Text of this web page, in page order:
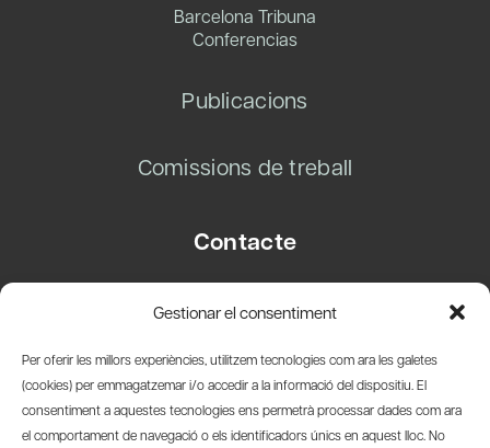
Gestionar el consentiment
Per oferir les millors experiències, utilitzem tecnologies com ara les galetes
(cookies) per emmagatzemar i/o accedir a la informació del dispositiu. El
consentiment a aquestes tecnologies ens permetrà processar dades com ara
el comportament de navegació o els identificadors únics en aquest lloc. No
Barcelona Tribuna
Conferencias
Publicacions
Comissions de treball
Contacte
08003 Barcelona
info@amicsdelpais.com
Suscripció Newsletter